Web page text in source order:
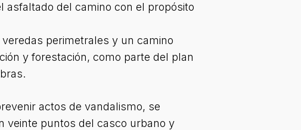
asfaltado del camino con el propósito
perimetrales y un camino
y forestación, como parte del plan
actos de vandalismo, se
veinte puntos del casco urbano y